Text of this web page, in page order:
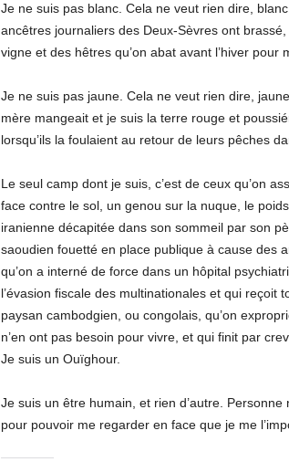
Je ne suis pas blanc. Cela ne veut rien dire,
ancêtres journaliers des Deux-Sèvres ont
vigne et des hêtres qu’on abat avant l’hiver pour
Je ne suis pas jaune. Cela ne veut rien dire,
mère mangeait et je suis la terre rouge et
lorsqu’ils la foulaient au retour de leurs pêches
Le seul camp dont je suis, c’est de ceux qu’on
face contre le sol, un genou sur la nuque, le
iranienne décapitée dans son sommeil par son
saoudien fouetté en place publique à cause des
qu’on a interné de force dans un hôpital
l’évasion fiscale des multinationales et qui reçoit
paysan cambodgien, ou congolais, qu’on
n’en ont pas besoin pour vivre, et qui finit par
Je suis un Ouïghour.
Je suis un être humain, et rien d’autre. Personne
pour pouvoir me regarder en face que je me